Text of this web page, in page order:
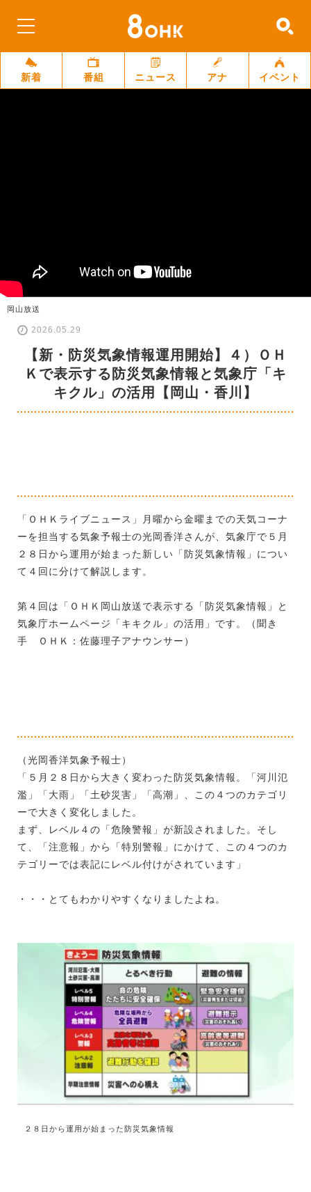
新着 番組 ニュース アナ イベント
岡山放送
2026.05.29
【新・防災気象情報運用開始】４）ＯＨ
Ｋで表示する防災気象情報と気象庁「キ
キクル」の活用【岡山・香川】
「ＯＨＫライブニュース」月曜から金曜までの天気コーナ
ーを担当する気象予報士の光岡香洋さんが、気象庁で５月
２８日から運用が始まった新しい「防災気象情報」につい
て４回に分けて解説します。
第４回は「ＯＨＫ岡山放送で表示する「防災気象情報」と
気象庁ホームページ「キキクル」の活用」です。（聞き
手 ＯＨＫ：佐藤理子アナウンサー）
（光岡香洋気象予報士）
「５月２８日から大きく変わった防災気象情報。「河川氾
濫」「大雨」「土砂災害」「高潮」、この４つのカテゴリ
ーで大きく変化しました。
まず、レベル４の「危険警報」が新設されました。そし
て、「注意報」から「特別警報」にかけて、この４つのカ
テゴリーでは表記にレベル付けがされています」
・・・とてもわかりやすくなりましたよね。
２８日から運用が始まった防災気象情報